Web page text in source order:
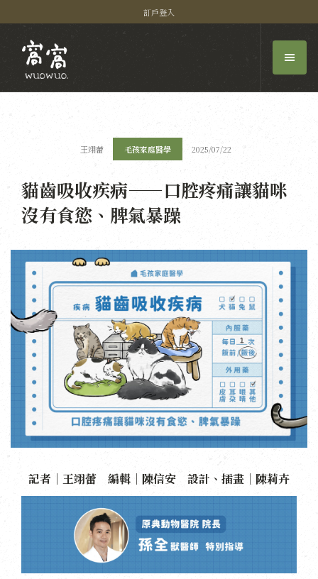
訂戶登入
王翊蕾 毛孩家庭醫學 2025/07/22
貓齒吸收疾病——口腔疼痛讓貓咪
沒有食慾、脾氣暴躁
記者｜王翊蕾 編輯｜陳信安 設計、插畫｜陳莉卉